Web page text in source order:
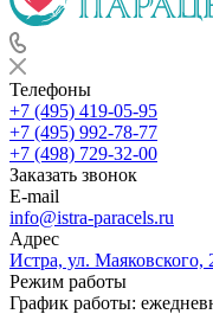
Телефоны
+7 (495) 419-05-95
+7 (495) 992-78-77
+7 (498) 729-32-00
Заказать звонок
E-mail
info@istra-paracels.ru
Адрес
Истра, ул. Маяковского,
Режим работы
График работы: